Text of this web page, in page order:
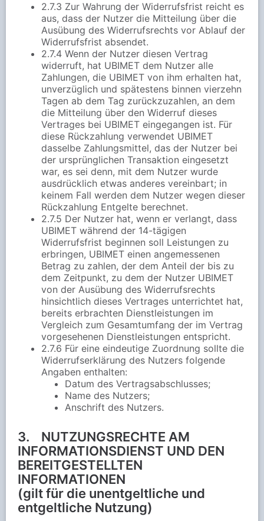
2.7.3 Zur Wahrung der Widerrufsfrist reicht es
aus, dass der Nutzer die Mitteilung über die
Ausübung des Widerrufsrechts vor Ablauf der
Widerrufsfrist absendet.
2.7.4 Wenn der Nutzer diesen Vertrag
widerruft, hat UBIMET dem Nutzer alle
Zahlungen, die UBIMET von ihm erhalten hat,
unverzüglich und spätestens binnen vierzehn
Tagen ab dem Tag zurückzuzahlen, an dem
die Mitteilung über den Widerruf dieses
Vertrages bei UBIMET eingegangen ist. Für
diese Rückzahlung verwendet UBIMET
dasselbe Zahlungsmittel, das der Nutzer bei
der ursprünglichen Transaktion eingesetzt
war, es sei denn, mit dem Nutzer wurde
ausdrücklich etwas anderes vereinbart; in
keinem Fall werden dem Nutzer wegen dieser
Rückzahlung Entgelte berechnet.
2.7.5 Der Nutzer hat, wenn er verlangt, dass
UBIMET während der 14-tägigen
Widerrufsfrist beginnen soll Leistungen zu
erbringen, UBIMET einen angemessenen
Betrag zu zahlen, der dem Anteil der bis zu
dem Zeitpunkt, zu dem der Nutzer UBIMET
von der Ausübung des Widerrufsrechts
hinsichtlich dieses Vertrages unterrichtet hat,
bereits erbrachten Dienstleistungen im
Vergleich zum Gesamtumfang der im Vertrag
vorgesehenen Dienstleistungen entspricht.
2.7.6 Für eine eindeutige Zuordnung sollte die
Widerrufserklärung des Nutzers folgende
Angaben enthalten:
Datum des Vertragsabschlusses;
Name des Nutzers;
Anschrift des Nutzers.
3. NUTZUNGSRECHTE AM
INFORMATIONSDIENST UND DEN
BEREITGESTELLTEN
INFORMATIONEN
(gilt für die unentgeltliche und
entgeltliche Nutzung)